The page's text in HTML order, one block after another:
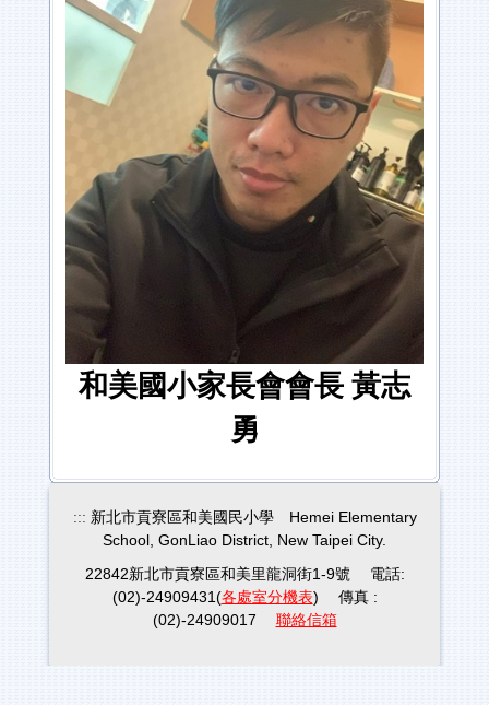
和美國小家長會會長 黃志
勇
::: 新北市貢寮區和美國民小學 Hemei Elementary
School, GonLiao District, New Taipei City.
22842新北市貢寮區和美里龍洞街1-9號 電話:
(02)-24909431(各處室分機表) 傳真 :
(02)-24909017 聯絡信箱